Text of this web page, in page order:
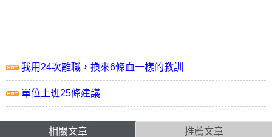
我用24次離職，換來6條血一樣的教訓
單位上班25條建議
相關文章 推薦文章